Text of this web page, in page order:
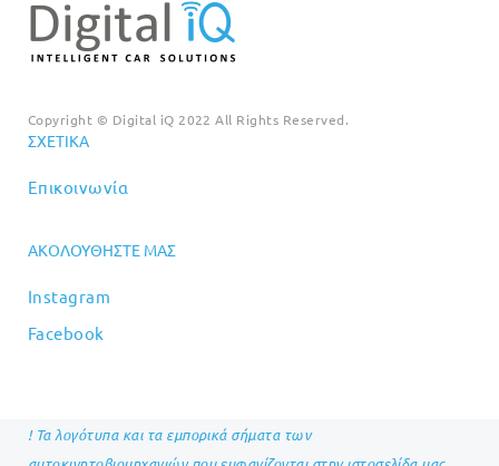
Copyright © Digital iQ 2022 All Rights Reserved.
ΣΧΕΤΙΚΆ
Επικοινωνία
ΑΚΟΛΟΥΘΉΣΤΕ ΜΑΣ
Instagram
Facebook
! Τα λογότυπα και τα εμπορικά σήματα των